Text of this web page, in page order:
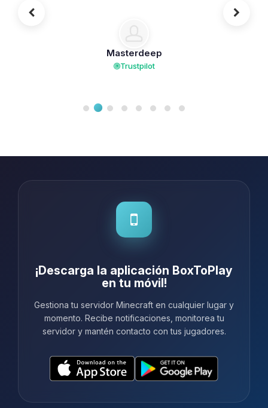
Masterdeep
Trustpilot
¡Descarga la aplicación BoxToPlay
en tu móvil!
Gestiona tu servidor Minecraft en cualquier lugar y
momento. Recibe notificaciones, monitorea tu
servidor y mantén contacto con tus jugadores.